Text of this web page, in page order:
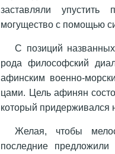
заставляли упустить
могущество с помощью
С позиций
рода философский
афинским военно-
цами. Цель афинян
который придерживался
Желая, чтобы
последние